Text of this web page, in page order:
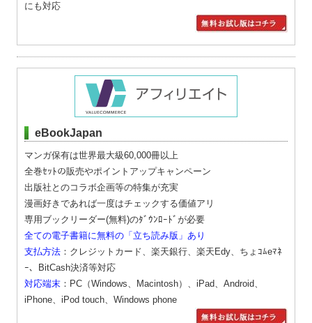
にも対応
eBookJapan
マンガ保有は世界最大級60,000冊以上
全巻ｾｯﾄの販売やポイントアップキャンペーン
出版社とのコラボ企画等の特集が充実
漫画好きであれば一度はチェックする価値アリ
専用ブックリーダー(無料)のﾀﾞｳﾝﾛｰﾄﾞが必要
全ての電子書籍に無料の「立ち読み版」あり
支払方法 ：クレジットカード、楽天銀行、楽天Edy、ちょｺﾑeﾏﾈ
ｰ、BitCash決済等対応
対応端末 ：PC（Windows、Macintosh）、iPad、Android、
iPhone、iPod touch、Windows phone